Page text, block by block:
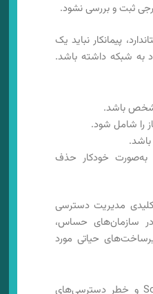
ثبت و بررسی نشود.
پیمانکار نباید یک
به شبکه داشته باشد.
باشد.
را شامل شود.
به‌صورت خودکار حذف
کلیدی مدیریت دسترسی
سازمان‌های حساس،
حیاتی مورد
تجربه چهارم؛ SolarWinds و خطر دسترسی‌های